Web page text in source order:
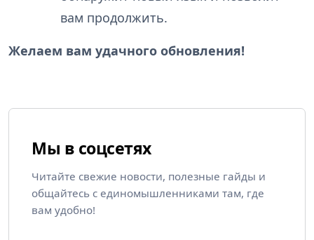
вам продолжить.
Желаем вам удачного обновления!
Мы в соцсетях
Читайте свежие новости, полезные гайды и
общайтесь с единомышленниками там, где
вам удобно!